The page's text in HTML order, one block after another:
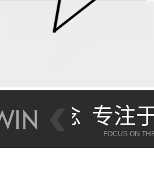
开创活
CREATE NEW